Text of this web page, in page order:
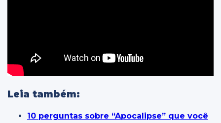
Leia também:
10 perguntas sobre “Apocalipse” que você